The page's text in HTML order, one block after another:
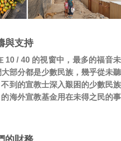
與支持
10 / 40 的視窗中，最多的福音未
部分都是少數民族，幾乎從未聽
到的宣教士深入艱困的少數民族
海外宣教基金用在未得之民的事